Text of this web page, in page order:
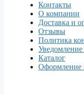
Контакты
О компании
Доставка и
Отзывы
Политика
Каталог
Оформление